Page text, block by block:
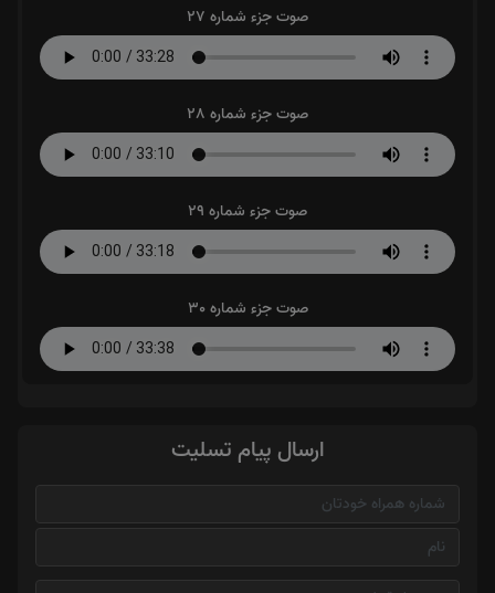
صوت جزء شماره 27
صوت جزء شماره 28
صوت جزء شماره 29
صوت جزء شماره 30
ارسال پیام تسلیت